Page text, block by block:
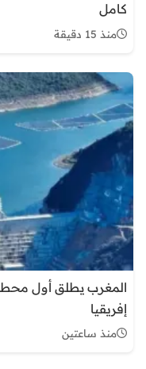
كامل
منذ 15 دقيقة
المغرب يطلق أول
إفريقيا
منذ ساعتين